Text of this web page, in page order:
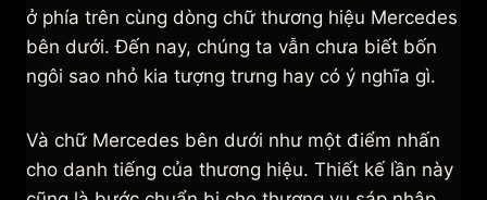
ở phía trên cùng dòng chữ thương hiệu Mercedes
bên dưới. Đến nay, chúng ta vẫn chưa biết bốn
ngôi sao nhỏ kia tượng trưng hay có ý nghĩa gì.
Và chữ Mercedes bên dưới như một điểm nhấn
cho danh tiếng của thương hiệu. Thiết kế lần này